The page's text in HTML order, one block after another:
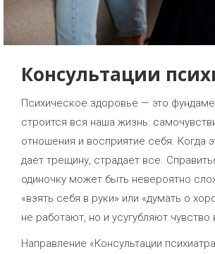
Консультации
Психическое здоровье — это
строится вся наша жизнь:
отношения и восприятие себя. Когда
дает трещину, страдает все.
одиночку может быть невероятно
«взять себя в руки» или «думать о
не работают, но и усугубляют чувство
Направление «Консультации